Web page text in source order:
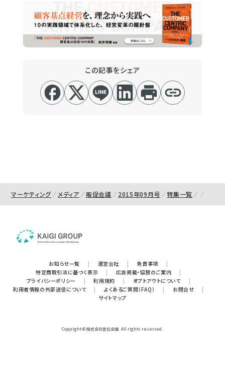
この記事をシェア
マーケティング メディア 販促会議 2015年09月号 特集一覧
お知らせ一覧 | 運営会社 | 免責事項
|
特定商取引法に基づく表示
| 広告掲載・協賛のご案内
|
プライバシーポリシー
| 利用規約 | オプトアウトについて
|
利用者情報の外部送信について
| よくあるご質問（FAQ） | お問合せ
|
サイトマップ
Copyright © 株式会社宣伝会議. All rights reserved.